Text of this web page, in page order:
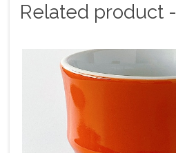
Related product -